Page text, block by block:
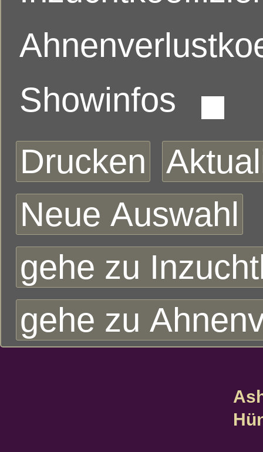
Showinfos